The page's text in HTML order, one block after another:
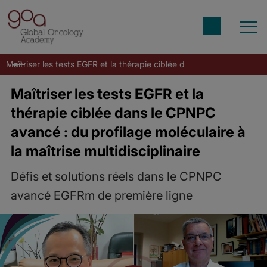
Maîtriser les tests EGFR et la thérapie ciblée dans le CPNPC
Maîtriser les tests EGFR et la
thérapie ciblée dans le CPNPC
avancé : du profilage moléculaire à
la maîtrise multidisciplinaire
Défis et solutions réels dans le CPNPC
avancé EGFRm de première ligne